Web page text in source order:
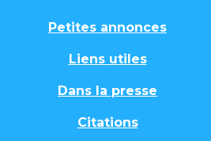
Petites annonces
Liens utiles
Dans la presse
Citations